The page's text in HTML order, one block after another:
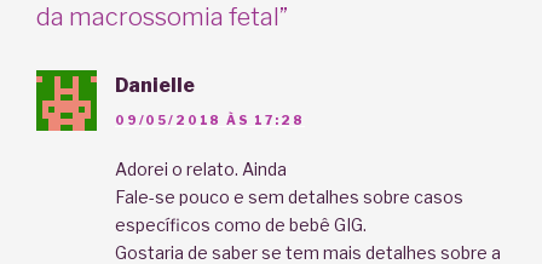
da macrossomia fetal”
Danielle
09/05/2018 ÀS 17:28
Adorei o relato. Ainda
Fale-se pouco e sem detalhes sobre casos
específicos como de bebê GIG.
Gostaria de saber se tem mais detalhes sobre a